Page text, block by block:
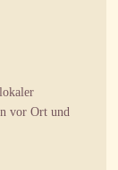
vor Ort und